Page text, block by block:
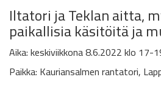
Iltatori jaTeklan aitta,
paikallisia käsitöitä ja
Aika: keskiviikkona 8.6.2022klo 17-
Paikka: Kauriansalmen rantatori,